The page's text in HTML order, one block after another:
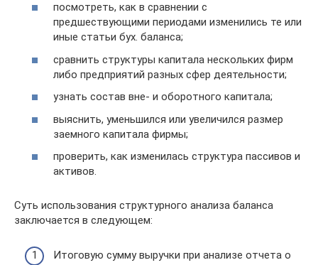
посмотреть, как в сравнении с
предшествующими периодами изменились те или
иные статьи бух. баланса;
сравнить структуры капитала нескольких фирм
либо предприятий разных сфер деятельности;
узнать состав вне- и оборотного капитала;
выяснить, уменьшился или увеличился размер
заемного капитала фирмы;
проверить, как изменилась структура пассивов и
активов.
Суть использования структурного анализа баланса
заключается в следующем:
Итоговую сумму выручки при анализе отчета о